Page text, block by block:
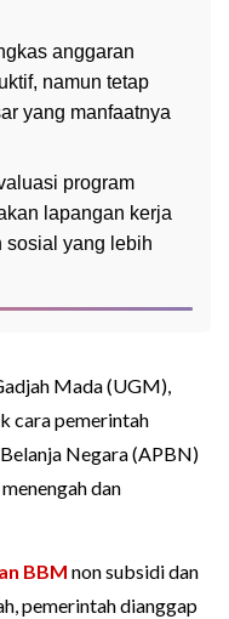
anggaran
namun tetap
yang manfaatnya
program
lapangan kerja
sosial yang lebih
Mada (UGM),
cara pemerintah
Negara (APBN)
dan
BBM non subsidi dan
pemerintah dianggap